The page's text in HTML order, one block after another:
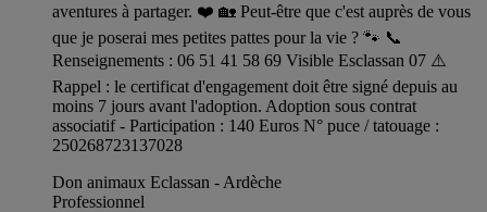
aventures à partager. ❤️ 🏡 Peut-être que c'est auprès de vous
que je poserai mes petites pattes pour la vie ? 🐾 📞
Renseignements : 06 51 41 58 69 Visible Esclassan 07 ⚠️
Rappel : le certificat d'engagement doit être signé depuis au
moins 7 jours avant l'adoption. Adoption sous contrat
associatif - Participation : 140 Euros N° puce / tatouage :
250268723137028
Don animaux Eclassan - Ardèche
Professionnel